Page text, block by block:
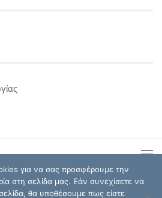
για να σας προσφέρουμε την
στη σελίδα μας. Εάν συνεχίσετε να
θα υποθέσουμε πως είστε